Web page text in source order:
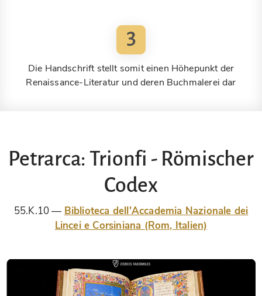
3
Die Handschrift stellt somit einen Höhepunkt der
Renaissance-Literatur und deren Buchmalerei dar
Petrarca: Trionfi - Römischer
Codex
55.K.10
Biblioteca dell'Accademia Nazionale dei
Lincei e Corsiniana (Rom, Italien)